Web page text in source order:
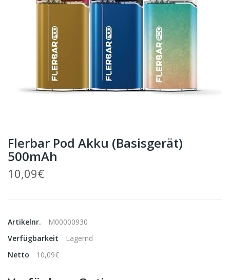
Flerbar Pod Akku (Basisgerät)
500mAh
10,09€
Artikelnr.
M00000930
Verfügbarkeit
Lagernd
Netto
10,09€